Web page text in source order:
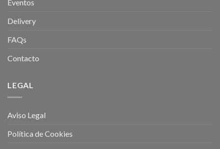
Eventos
Delivery
FAQs
Contacto
LEGAL
Aviso Legal
Política de Cookies